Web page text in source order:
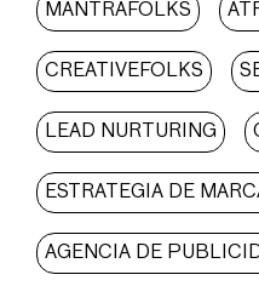
MANTRAFOLKS
CREATIVEFOLKS
LEAD NURTURING
ESTRATEGIA DE
AGENCIA DE